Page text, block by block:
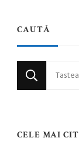
CAUTĂ
Cauți
ceva?
CELE MAI